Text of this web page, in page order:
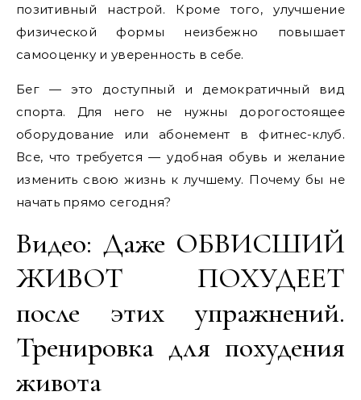
позитивный настрой. Кроме того, улучшение
физической формы неизбежно повышает
самооценку и уверенность в себе.
Бег — это доступный и демократичный вид
спорта. Для него не нужны дорогостоящее
оборудование или абонемент в фитнес-клуб.
Все, что требуется — удобная обувь и желание
изменить свою жизнь к лучшему. Почему бы не
начать прямо сегодня?
Видео: Даже ОБВИСШИЙ
ЖИВОТ ПОХУДЕЕТ
после этих упражнений.
Тренировка для похудения
живота